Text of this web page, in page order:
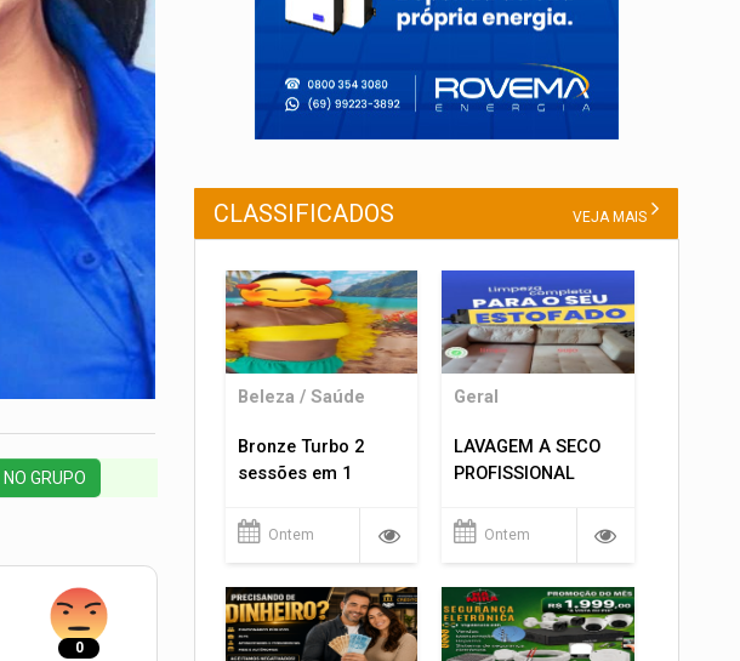
GRUPO
0
CLASSIFICADOS VEJA MAIS
Beleza / Saúde
Bronze Turbo 2
sessões em 1
Ontem
Geral
LAVAGEM A SECO
PROFISSIONAL
Ontem